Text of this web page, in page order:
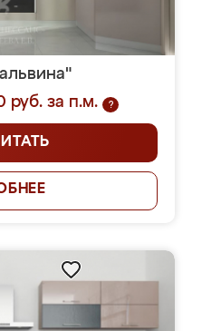
руб. за п.м.
?